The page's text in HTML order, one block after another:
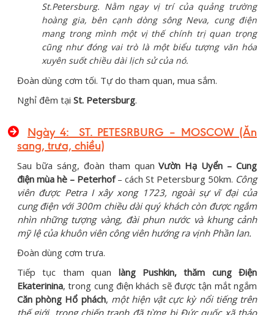
St.Petersburg. Nằm ngay vị trí của quảng trường
hoàng gia, bên cạnh dòng sông Neva, cung điện
mang trong mình một vị thế chính trị quan trọng
cũng như đóng vai trò là một biểu tượng văn hóa
xuyên suốt chiều dài lịch sử của nó.
Đoàn dùng cơm tối. Tự do tham quan, mua sắm.
Nghỉ đêm tại St. Petersburg.
Ngày 4: ST. PETESRBURG – MOSCOW (Ăn
sang, trưa, chiều)
Sau bữa sáng, đoàn tham quanVườn Hạ Uyển – Cung
điện mùa hè – Peterhof– cách St Petersburg 50km. Công
viên được Petra I xây xong 1723, ngoài sự vĩ đại của
cung điện với 300m chiều dài quý khách còn được ngắm
nhìn những tượng vàng, đài phun nước và khung cảnh
mỹ lệ của khuôn viên công viên hướng ra vịnh Phần lan.
Đoàn dùng cơm trưa.
Tiếp tục tham quan làng Pushkin, thăm cung Điện
Ekaterinina, trong cung điện khách sẽ được tận mắt ngắm
Căn phòng Hổ phách, một hiện vật cực kỳ nổi tiếng trên